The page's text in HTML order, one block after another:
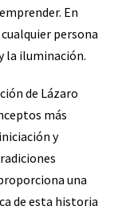
En
persona
la iluminación.
de Lázaro
más
y
una
de esta historia